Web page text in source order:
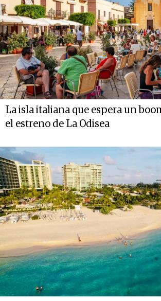
La isla italiana que espera un
el estreno de La Odisea